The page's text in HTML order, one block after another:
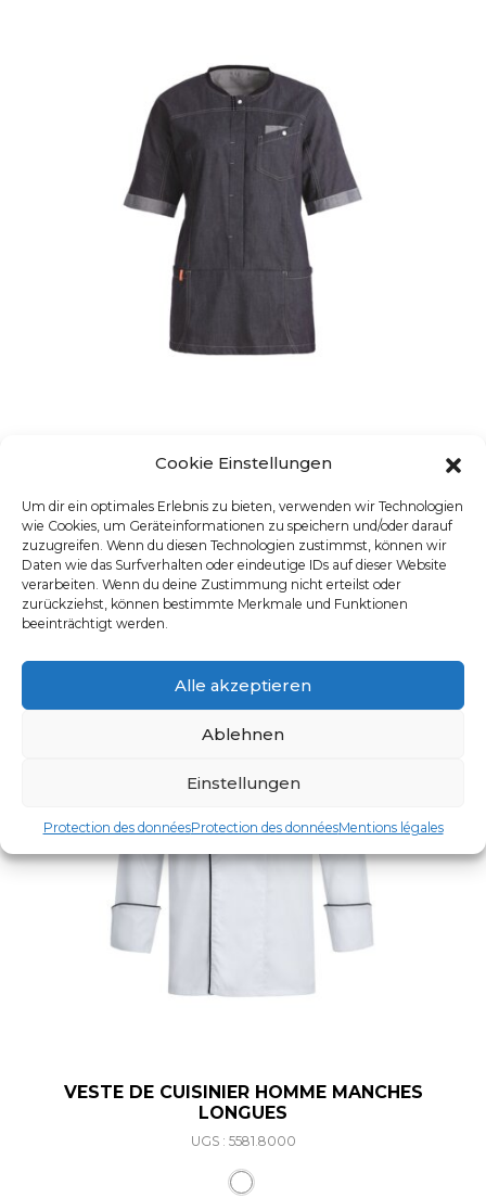
Cookie Einstellungen
Um dir ein optimales Erlebnis zu bieten, verwenden wir Technologien
wie Cookies, um Geräteinformationen zu speichern und/oder darauf
zuzugreifen. Wenn du diesen Technologien zustimmst, können wir
Daten wie das Surfverhalten oder eindeutige IDs auf dieser Website
verarbeiten. Wenn du deine Zustimmung nicht erteilst oder
zurückziehst, können bestimmte Merkmale und Funktionen
beeinträchtigt werden.
Alle akzeptieren
Ablehnen
Einstellungen
Protection des donnéesProtection des donnéesMentions légales
DAMEN-HALBSCHLUPFKASACK
Ce produit a plusieurs
VESTE DE CUISINIER HOMME MANCHES
LONGUES
UGS : 5581.8000